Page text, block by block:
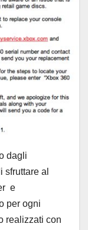
dagli
sfruttare al
e
per ogni
realizzati con